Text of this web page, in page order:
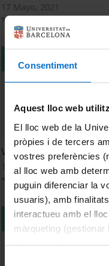
Consentiment
Aquest lloc web
El lloc web de la
pròpies i de tercers
vostres preferències
al lloc web amb
puguin diferenciar la
usuaris), amb
interactueu amb el
màrqueting (gestionar
adequant-la en funció
17 Mayo, 2021
VII Festa de la Ciència.
17 Mayo, 2021